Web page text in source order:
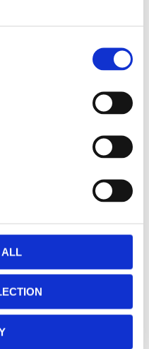
ALL
av hög
framåt utan kanter
och snö m.m.
och är mycket
spotkägla på 8
vid 12V och 2,1A